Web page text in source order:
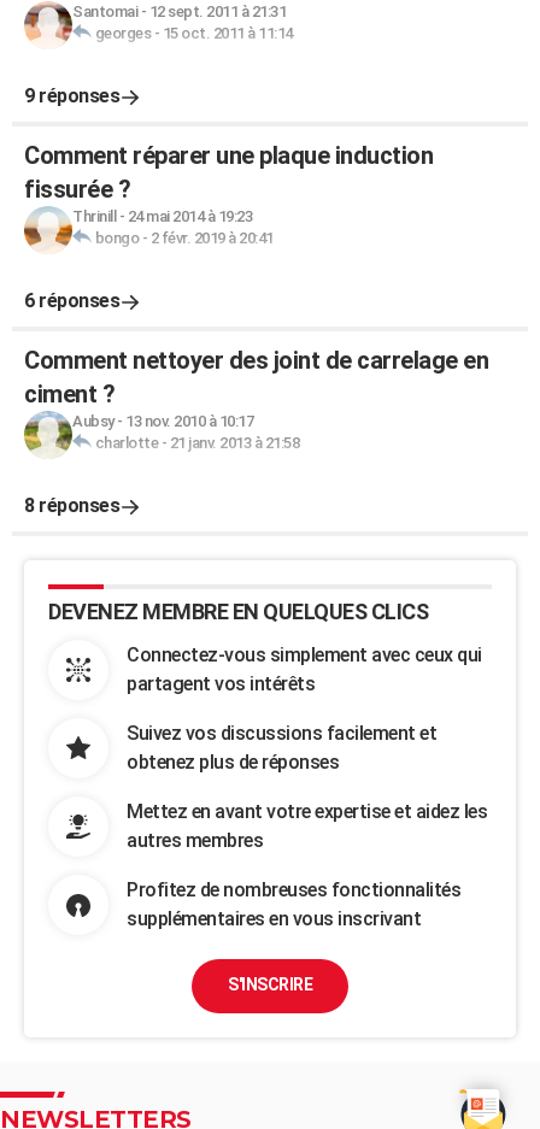
Santomai- 12 sept. 2011 à 21:31
georges- 15 oct. 2011 à 11:14
9 réponses
Comment réparer une plaque induction
fissurée ?
Thrinill - 24 mai 2014 à 19:23
bongo- 2 févr. 2019 à 20:41
6 réponses
Comment nettoyer des joint de carrelage en
ciment ?
Aubsy- 13 nov. 2010 à 10:17
charlotte- 21 janv. 2013 à 21:58
8 réponses
DEVENEZ MEMBRE EN QUELQUES CLICS
Connectez-vous simplement avec ceux qui
partagent vos intérêts
Suivez vos discussions facilement et
obtenez plus de réponses
Mettez en avant votre expertise et aidez les
autres membres
Profitez de nombreuses fonctionnalités
supplémentaires en vous inscrivant
S'INSCRIRE
NEWSLETTERS